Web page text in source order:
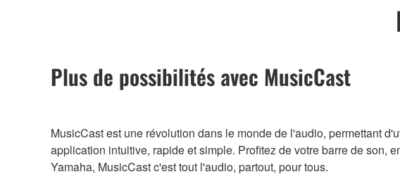
Plus de possibilités avec MusicCast
MusicCast est une révolution dans le monde de l'audio, permettant
application intuitive, rapide et simple. Profitez de votre barre de son,
Yamaha, MusicCast c'est tout l'audio, partout, pour tous.